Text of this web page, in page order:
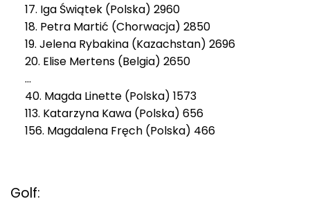
17. Iga Świątek (Polska) 2960
18. Petra Martić (Chorwacja) 2850
19. Jelena Rybakina (Kazachstan) 2696
20. Elise Mertens (Belgia) 2650
…
40. Magda Linette (Polska) 1573
113. Katarzyna Kawa (Polska) 656
156. Magdalena Fręch (Polska) 466
Golf: